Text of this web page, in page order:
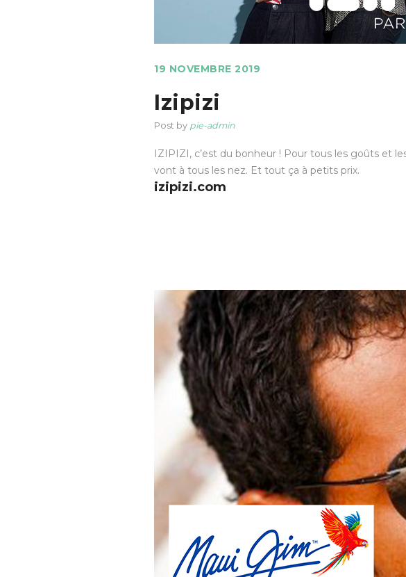
19 NOVEMBRE 2019
Izipizi
Post by pie-admin
IZIPIZI, c’est du bonheur ! Pour tous les goûts et
vont à tous les nez. Et tout ça à petits prix.
izipizi.com